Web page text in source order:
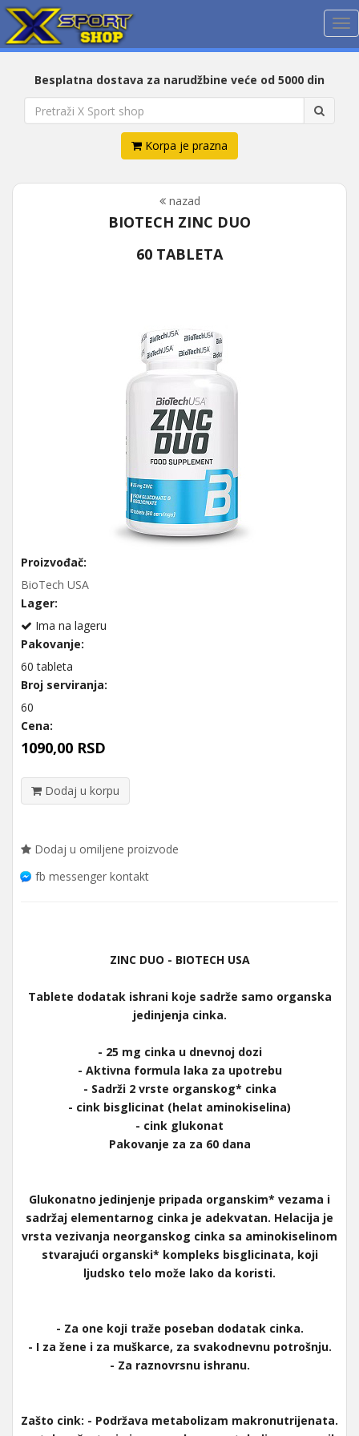
Besplatna dostava za narudžbine veće od 5000 din
Korpa je prazna
nazad
BIOTECH ZINC DUO
60 TABLETA
Proizvođač:
BioTech USA
Lager:
Ima na lageru
Pakovanje:
60 tableta
Broj serviranja:
60
Cena:
1090,00 RSD
Dodaj u korpu
Dodaj u omiljene proizvode
fb messenger kontakt
ZINC DUO - BIOTECH USA
Tablete dodatak ishrani koje sadrže samo organska
jedinjenja cinka.
- 25 mg cinka u dnevnoj dozi
- Aktivna formula laka za upotrebu
- Sadrži 2 vrste organskog* cinka
- cink bisglicinat (helat aminokiselina)
- cink glukonat
Pakovanje za za 60 dana
Glukonatno jedinjenje pripada organskim* vezama i
sadržaj elementarnog cinka je adekvatan. Helacija je
vrsta vezivanja neorganskog cinka sa aminokiselinom
stvarajući organski* kompleks bisglicinata, koji
ljudsko telo može lako da koristi.
- Za one koji traže poseban dodatak cinka.
- I za žene i za muškarce, za svakodnevnu potrošnju.
- Za raznovrsnu ishranu.
Zašto cink: - Podržava metabolizam makronutrijenata.